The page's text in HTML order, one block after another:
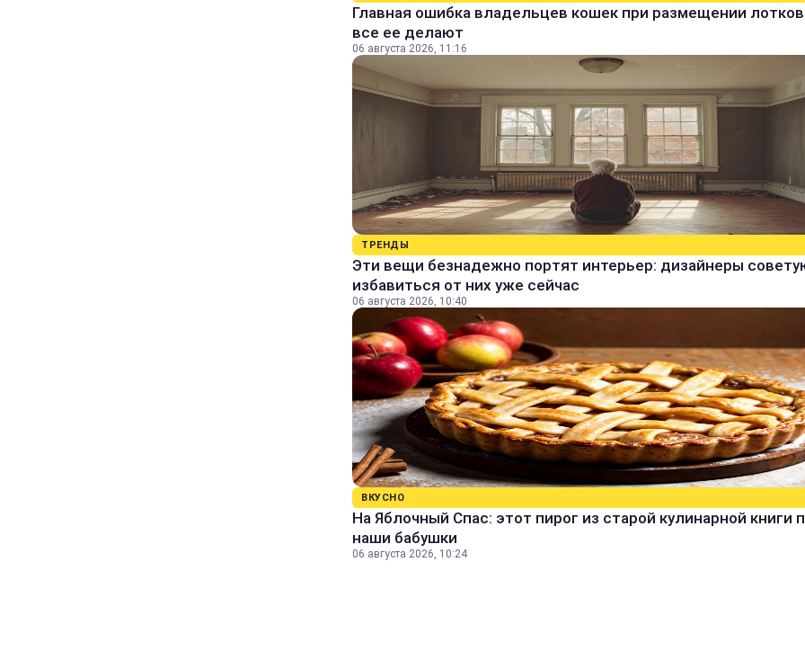
Главная ошибка владельцев кошек при размещении
все ее делают
06 августа 2026, 11:16
ТРЕНДЫ
Эти вещи безнадежно портят интерьер: дизайнеры
избавиться от них уже сейчас
06 августа 2026, 10:40
ВКУСНО
На Яблочный Спас: этот пирог из старой кулинарной книги
наши бабушки
06 августа 2026, 10:24